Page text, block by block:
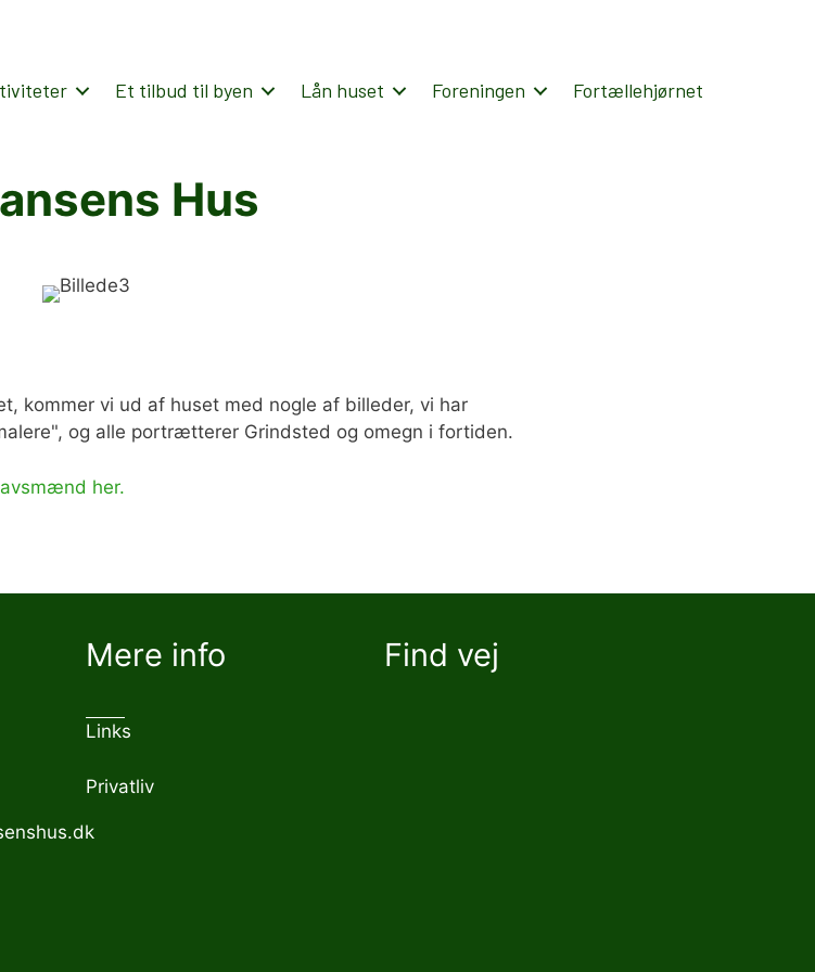
Et tilbud til byen Lån huset Foreningen
Fortællehjørnet
Hus
kommer vi ud af huset med nogle af billeder, vi har
og alle portrætterer Grindsted og omegn i fortiden.
her.
Mere info
Links
Privatliv
Find vej